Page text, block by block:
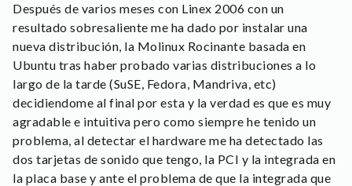
Después de varios meses con Linex 2006 con un
resultado sobresaliente me ha dado por instalar una
nueva distribución, la Molinux Rocinante basada en
Ubuntu tras haber probado varias distribuciones a lo
largo de la tarde (SuSE, Fedora, Mandriva, etc)
decidiendome al final por esta y la verdad es que es muy
agradable e intuitiva pero como siempre he tenido un
problema, al detectar el hardware me ha detectado las
dos tarjetas de sonido que tengo, la PCI y la integrada en
la placa base y ante el problema de que la integrada que